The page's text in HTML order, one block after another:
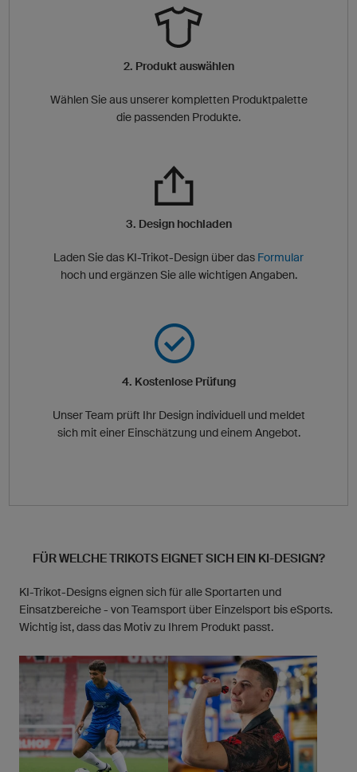
2. Produkt auswählen
Wählen Sie aus unserer kompletten Produktpalette
die passenden Produkte.
3. Design hochladen
Laden Sie das KI-Trikot-Design über das Formular
hoch und ergänzen Sie alle wichtigen Angaben.
4. Kostenlose Prüfung
Unser Team prüft Ihr Design individuell und meldet
sich mit einer Einschätzung und einem Angebot.
FÜR WELCHE TRIKOTS EIGNET SICH EIN KI-DESIGN?
KI-Trikot-Designs eignen sich für alle Sportarten und
Einsatzbereiche - von Teamsport über Einzelsport bis eSports.
Wichtig ist, dass das Motiv zu Ihrem Produkt passt.